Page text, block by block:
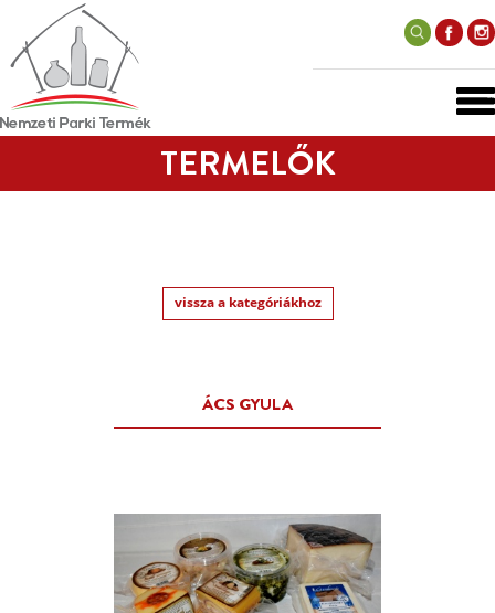
TERMELŐK
vissza a kategóriákhoz
ÁCS GYULA